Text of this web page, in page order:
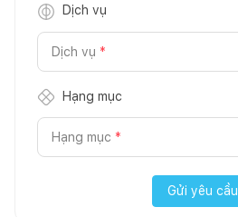
Dịch vụ
Dịch vụ *
Hạng mục
Hạng mục *
Gửi yêu cầu